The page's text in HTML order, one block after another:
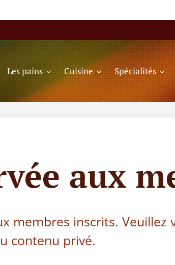
Les pains Cuisine Spécialités
aux
membres inscrits. Veuillez
contenu privé.